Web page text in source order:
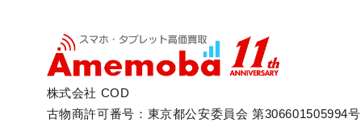
株式会社 COD
古物商許可番号：東京都公安委員会 第306601505994号